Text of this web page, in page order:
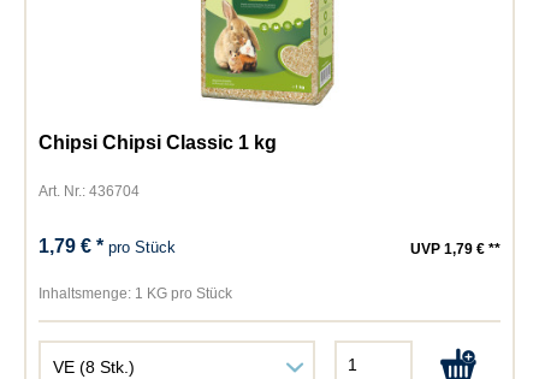
Chipsi Chipsi Classic 1 kg
Art. Nr.: 436704
1,79 € *pro Stück UVP 1,79 € **
Inhaltsmenge: 1 KG pro Stück